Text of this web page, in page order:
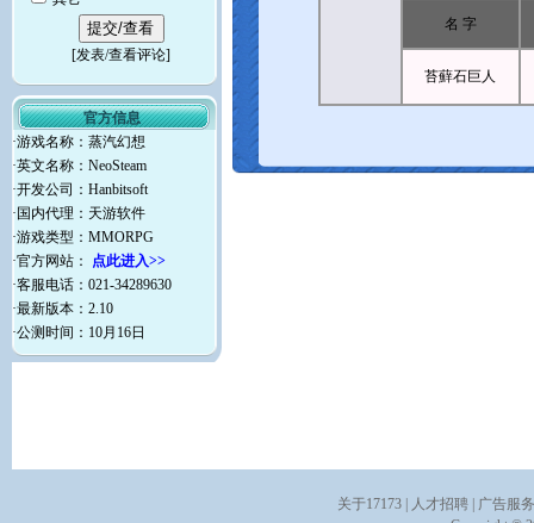
[发表/查看评论]
官方信息
·游戏名称：蒸汽幻想
·英文名称：NeoSteam
·开发公司：Hanbitsoft
·国内代理：天游软件
·游戏类型：MMORPG
·官方网站： 点此进入>>
·客服电话：021-34289630
·最新版本：2.10
·公测时间：10月16日
名 字
苔蘚石巨人
关于17173 人才招聘
广告服务